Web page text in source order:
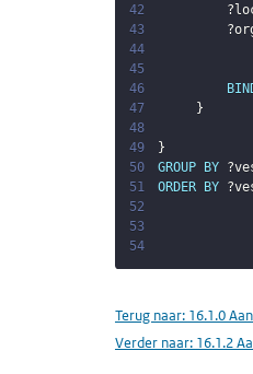
42
43
44
45
46
47
}
48
49
}
50
GROUP BY
51
ORDER BY
52
53
54
Terug naar: 16.1.0
Verder naar: 16.1.2